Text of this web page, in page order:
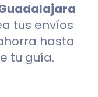
tus envíos
hasta
tu guía.